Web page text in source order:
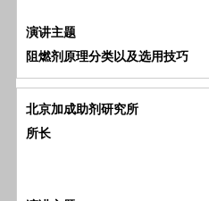
演讲主题
阻燃剂原理分类以及选用技巧
北京加成助剂研究所
所长